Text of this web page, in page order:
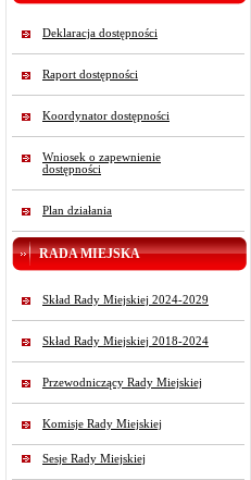
Deklaracja dostępności
Raport dostępności
Koordynator dostępności
Wniosek o zapewnienie
dostępności
Plan działania
RADA MIEJSKA
Skład Rady Miejskiej 2024-2029
Skład Rady Miejskiej 2018-2024
Przewodniczący Rady Miejskiej
Komisje Rady Miejskiej
Sesje Rady Miejskiej